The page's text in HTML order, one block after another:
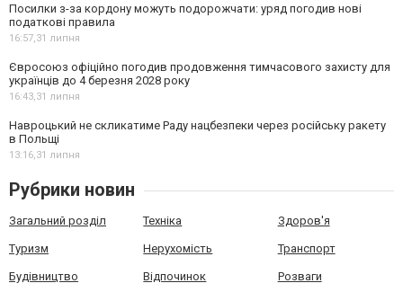
Посилки з-за кордону можуть подорожчати: уряд погодив нові
податкові правила
16:57,31 липня
Євросоюз офіційно погодив продовження тимчасового захисту для
українців до 4 березня 2028 року
16:43,31 липня
Навроцький не скликатиме Раду нацбезпеки через російську ракету
в Польщі
13:16,31 липня
Рубрики новин
Загальний розділ Техніка Здоров'я
Туризм Нерухомість Транспорт
Будівництво Відпочинок Розваги